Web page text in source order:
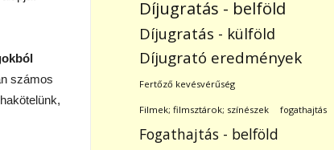
számos
Díjugratás - belföld
Díjugratás - külföld
Díjugrató eredmények
Fertőző kevésvérűség
Filmek; filmsztárok; színészek fogathajtás
Fogathajtás - belföld